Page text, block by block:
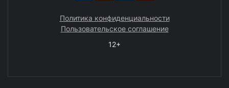
Политика конфиденциальности
Пользовательское соглашение
12+